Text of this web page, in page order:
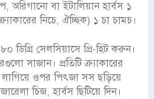
অরিগানো বা ইটালিয়ান হার্বস ১
নিচে, ঐচ্ছিক) ১ চা চামচ।
ডিগ্রি সেলসিয়াসে প্রি-হিট করুন।
সাজান। প্রতিটি ক্র্যাকারের
ওপর পিৎজা সস ছড়িয়ে
চিজ, হার্বস ছিটিয়ে দিন।